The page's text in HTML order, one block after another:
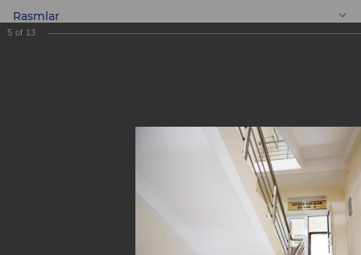
Rasmlar
klinik shifoxonasini
kapital ta’mirlash
ishlari yakunlandi
5 of 13